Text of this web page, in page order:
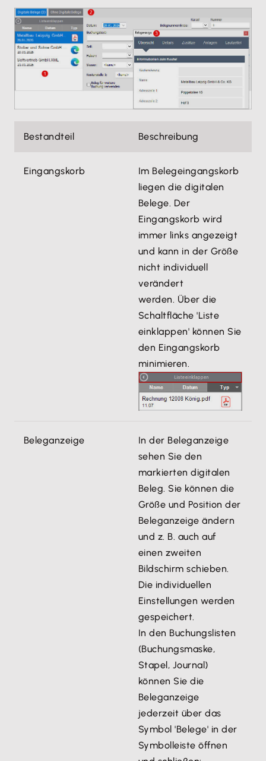
Bestandteil Beschreibung
Eingangskorb
Im Belegeingangskorb
liegen die digitalen
Belege. Der
Eingangskorb wird
immer links angezeigt
und kann in der Größe
nicht individuell
verändert
werden. Über die
Schaltfläche 'Liste
einklappen' können Sie
den Eingangskorb
minimieren.
Beleganzeige
In der Beleganzeige
sehen Sie den
markierten digitalen
Beleg. Sie können die
Größe und Position der
Beleganzeige ändern
und z. B. auch auf
einen zweiten
Bildschirm schieben.
Die individuellen
Einstellungen werden
gespeichert.
In den Buchungslisten
(Buchungsmaske,
Stapel, Journal)
können Sie die
Beleganzeige
jederzeit über das
Symbol 'Belege' in der
Symbolleiste öffnen